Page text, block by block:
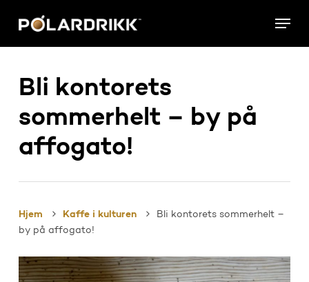
main
Menu
Bli kontorets
sommerhelt – by på
affogato!
Hjem Kaffe i kulturen
Bli kontorets sommerhelt –
by på affogato!